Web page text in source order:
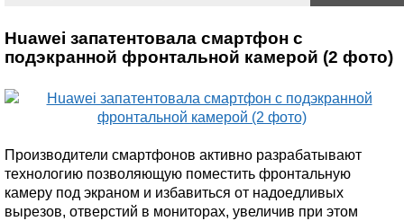
Huawei запатентовала смартфон с
подэкранной фронтальной камерой (2 фото)
Производители смартфонов активно разрабатывают
технологию позволяющую поместить фронтальную
камеру под экраном и избавиться от надоедливых
вырезов, отверстий в мониторах, увеличив при этом